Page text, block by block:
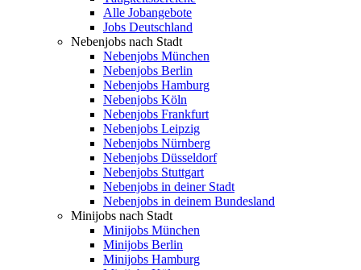
Alle Jobangebote
Jobs Deutschland
Nebenjobs nach Stadt
Nebenjobs München
Nebenjobs Berlin
Nebenjobs Hamburg
Nebenjobs Köln
Nebenjobs Frankfurt
Nebenjobs Leipzig
Nebenjobs Nürnberg
Nebenjobs Düsseldorf
Nebenjobs Stuttgart
Nebenjobs in deiner Stadt
Nebenjobs in deinem Bundesland
Minijobs nach Stadt
Minijobs München
Minijobs Berlin
Minijobs Hamburg